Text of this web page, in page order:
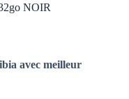
NOIR
avec meilleur